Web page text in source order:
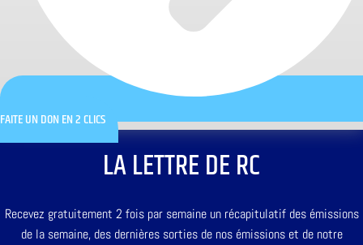
FAITE UN DON EN 2 CLICS
LA LETTRE DE RC
Recevez gratuitement 2 fois par semaine un récapitulatif des émissions
de la semaine, des dernières sorties de nos émissions et de notre